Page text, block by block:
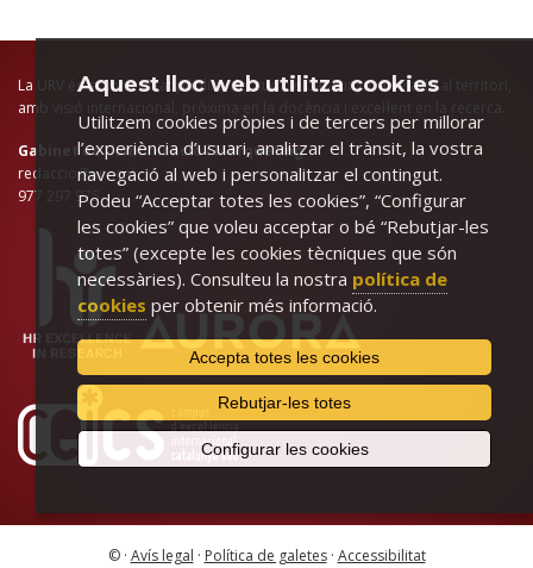
La URV és la universitat pública del sud de Catalunya, arrelada al territori,
amb visió internacional, pròxima en la docència i excel·lent en la recerca.
Gabinet de Comunicació i Màrqueting
redaccio@urv.cat
977 297 975
© · Avís legal · Política de galetes· Accessibilitat
Aquest lloc web utilitza cookies
Utilitzem cookies pròpies i de tercers per millorar
l’experiència d’usuari, analitzar el trànsit, la vostra
navegació al web i personalitzar el contingut.
Podeu “Acceptar totes les cookies”, “Configurar
les cookies” que voleu acceptar o bé “Rebutjar-les
totes” (excepte les cookies tècniques que són
necessàries). Consulteu la nostra política de
cookies per obtenir més informació.
Accepta totes les cookies
Rebutjar-les totes
Configurar les cookies